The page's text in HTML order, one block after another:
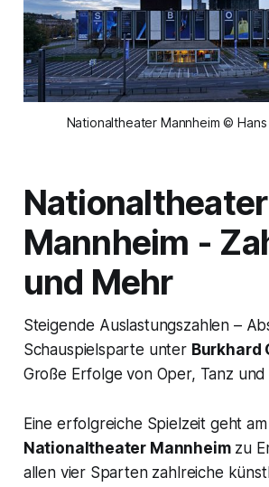
Nationaltheater Mannheim ©
Nationaltheater
Mannheim -
und Mehr
Steigende Auslastungszahlen –
Schauspielsparte unter Burkhard
Große Erfolge von Oper, Tanz
Eine erfolgreiche Spielzeit geht am
Nationaltheater Mannheimzu
allen vier Sparten zahlreiche